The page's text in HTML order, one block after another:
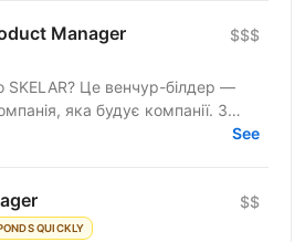
Manager $$$
SKELAR? Це венчур-білдер —
яка будує компанії. З
consumer-бізнеси, які
See
QUICKLY
$$